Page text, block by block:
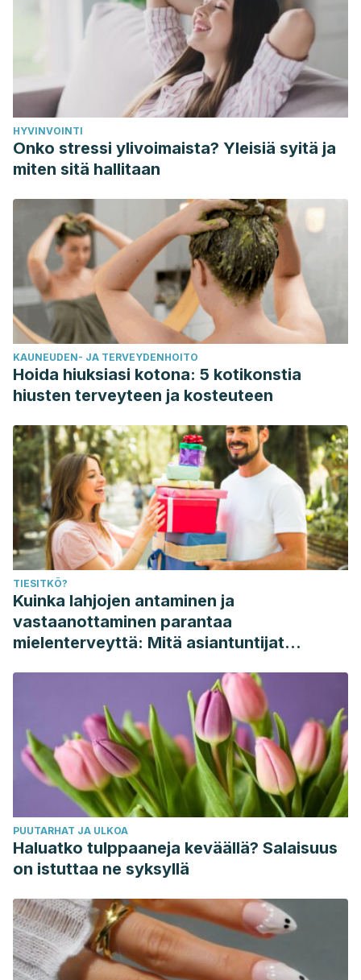
NCBI. (2013). Anti-Oxidative and Anti-Inflammatory Effects
of Ginger in Health and Physical Activity: Review of Current
https://www.ncbi.nlm.nih.gov/pmc/articles/PMC3665023/
Singletary, K. Ginger.
http://herbanatura.mk/ref/gumbir/gumbir-
koristi%20za%20zdravjeto.pdf
HYVINVOINTI
Onko stressi ylivoimaista? Yleisiä syitä ja
miten sitä hallitaan
KAUNEUDEN- JA TERVEYDENHOITO
Hoida hiuksiasi kotona: 5 kotikonstia
hiusten terveyteen ja kosteuteen
TIESITKÖ?
Kuinka lahjojen antaminen ja
vastaanottaminen parantaa
mielenterveyttä: Mitä asiantuntijat
PUUTARHAT JA ULKOA
Haluatko tulppaaneja keväällä? Salaisuus
on istuttaa ne syksyllä